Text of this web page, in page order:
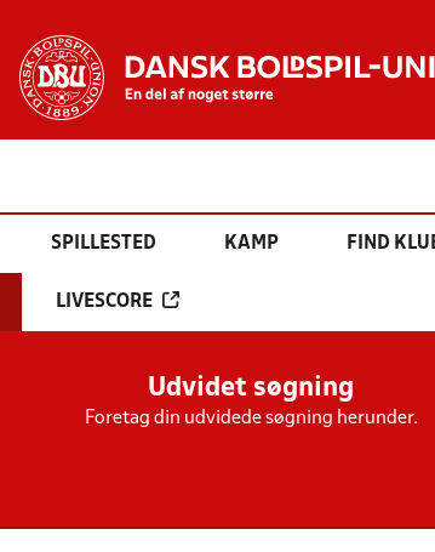
SPILLESTED KAMP FIND
LIVESCORE
Udvidet søgning
Foretag din udvidede søgning herunder.